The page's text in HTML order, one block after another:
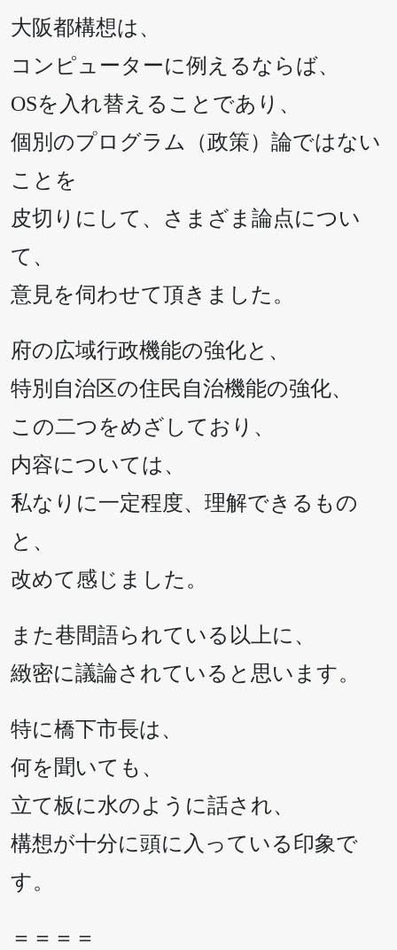
大阪都構想は、
コンピューターに例えるならば、
OSを入れ替えることであり、
個別のプログラム（政策）論ではない
ことを
皮切りにして、さまざま論点につい
て、
意見を伺わせて頂きました。
府の広域行政機能の強化と、
特別自治区の住民自治機能の強化、
この二つをめざしており、
内容については、
私なりに一定程度、理解できるもの
と、
改めて感じました。
また巷間語られている以上に、
緻密に議論されていると思います。
特に橋下市長は、
何を聞いても、
立て板に水のように話され、
構想が十分に頭に入っている印象で
す。
＝＝＝＝